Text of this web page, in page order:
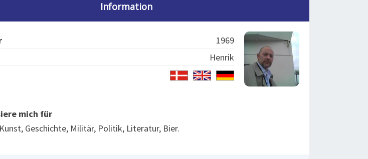
Information
1969
Henrik
mich für
Geschichte, Militär, Politik, Literatur, Bier.